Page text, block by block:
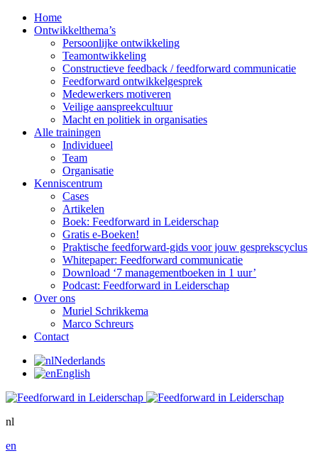
Home
Ontwikkelthema’s
Persoonlijke ontwikkeling
Teamontwikkeling
Constructieve feedback / feedforward communicatie
Feedforward ontwikkelgesprek
Medewerkers motiveren
Veilige aanspreekcultuur
Macht en politiek in organisaties
Alle trainingen
Individueel
Team
Organisatie
Kenniscentrum
Cases
Artikelen
Boek: Feedforward in Leiderschap
Gratis e-Boeken!
Praktische feedforward-gids voor jouw gesprekscyclus
Whitepaper: Feedforward communicatie
Download ‘7 managementboeken in 1 uur’
Podcast: Feedforward in Leiderschap
Over ons
Muriel Schrikkema
Marco Schreurs
Contact
Nederlands
English
nl
en